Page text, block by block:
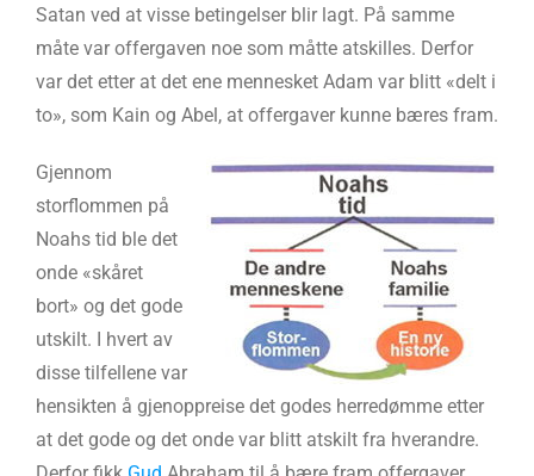
Satan ved at visse betingelser blir lagt. På samme
måte var offergaven noe som måtte atskilles. Derfor
var det etter at det ene mennesket Adam var blitt «delt i
to», som Kain og Abel, at offergaver kunne bæres fram.
Gjennom
storflommen på
Noahs tid ble det
onde «skåret
bort» og det gode
utskilt. I hvert av
disse tilfellene var
hensikten å gjenoppreise det godes herredømme etter
at det gode og det onde var blitt atskilt fra hverandre.